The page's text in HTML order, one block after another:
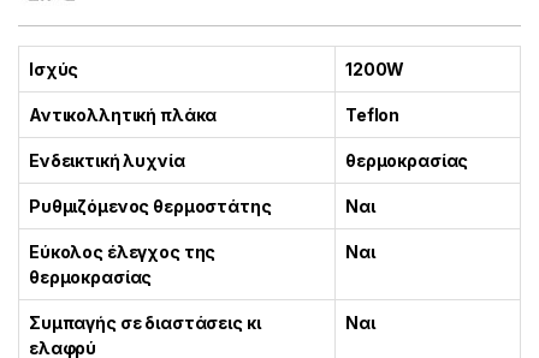
Ισχύς 1200W
Αντικολλητική πλάκα Teflon
Ενδεικτική λυχνία θερμοκρασίας
Ρυθμιζόμενος θερμοστάτης Ναι
Εύκολος έλεγχος της
θερμοκρασίας
Ναι
Συμπαγής σε διαστάσεις κι
ελαφρύ
Ναι